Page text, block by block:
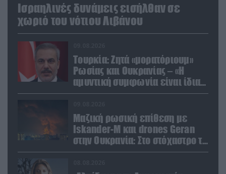
Ισραηλινές δυνάμεις εισήλθαν σε
χωριό του νότιου Λιβάνου
Τουρκία: Ζητά «μορατόριουμ»
Ρωσίας και Ουκρανίας – «Η
αμυντική συμφωνία είναι ίδια
με το άρθρο 5 του ΝΑΤΟ» (upd)
Μαζική ρωσική επίθεση με
Iskander-M και drones Geran
στην Ουκρανία: Στο στόχαστρο το
εργοστάσιο των Flamingo